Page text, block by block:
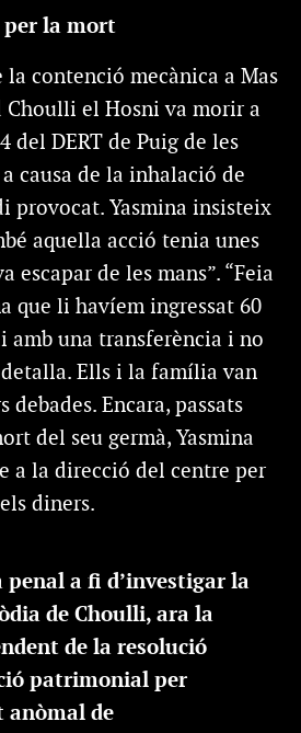
per la mort
la contenció mecànica a Mas
Choulli el Hosni va morir a
del DERT de Puig de les
a causa de la inhalació de
provocat. Yasmina insisteix
aquella acció tenia unes
escapar de les mans”. “Feia
que li havíem ingressat 60
amb una transferència i no
Ells i la família van
debades. Encara, passats
del seu germà, Yasmina
a la direcció del centre per
diners.
penal a fi d’investigar la
de Choulli, ara la
de la resolució
patrimonial per
anòmal de